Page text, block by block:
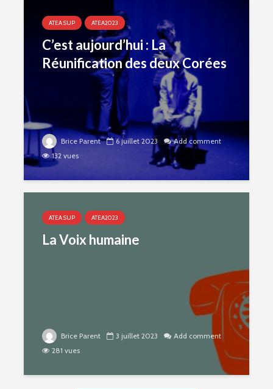
ATEA SUP ATEA2023
C’est aujourd’hui : La
Réunification des deux Corées
Brice Parent 6 juillet 2023
Add comment
132 vues
ATEA SUP ATEA2023
La Voix humaine
Brice Parent 3 juillet 2023
Add comment
281 vues